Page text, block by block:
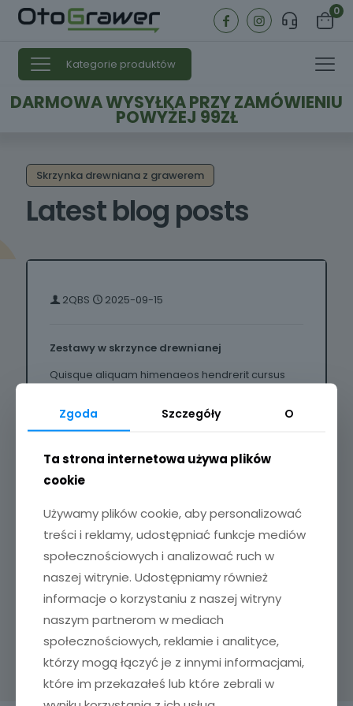
0
Kategorie produktów
DARMOWA WYSYŁKA PRZY ZAMÓWIENIU
POWYŻEJ 99ZŁ
Skrzynka drewniana z grawerem
Latest blog posts
2QBS 2025-09-15
Zestawy w skrzynce drewnianej
Quisque aliquam himenaeos hendrerit cursus
faucibus ante consectetur rutrum eget euismod
mus ipsum tincidunt sit dapibus porttitor felis
laoreet
Zgoda Szczegóły O
Ta strona internetowa używa plików
cookie
Używamy plików cookie, aby personalizować
treści i reklamy, udostępniać funkcje mediów
społecznościowych i analizować ruch w
naszej witrynie. Udostępniamy również
informacje o korzystaniu z naszej witryny
naszym partnerom w mediach
społecznościowych, reklamie i analityce,
którzy mogą łączyć je z innymi informacjami,
które im przekazałeś lub które zebrali w